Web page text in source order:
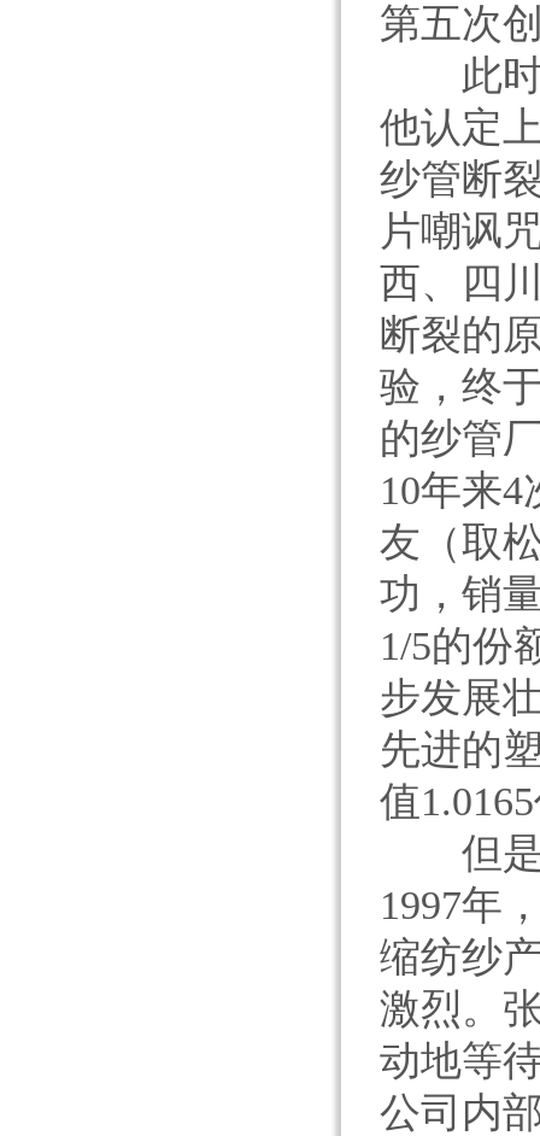
第五次
此时
他认定
纱管断
片嘲讽
西、四
断裂的
验，终
的纱管
10年来
友（取
功，销
1/5的份
步发展
先进的
值
但是
1997年
缩纺纱
激烈。
动地等
公司内